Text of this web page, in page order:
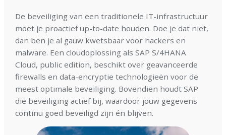
De beveiliging van een traditionele IT-infrastructuur
moet je proactief up-to-date houden. Doe je dat niet,
dan ben je al gauw kwetsbaar voor hackers en
malware. Een cloudoplossing als SAP S/4HANA
Cloud, public edition, beschikt over geavanceerde
firewalls en data-encryptie technologieën voor de
meest optimale beveiliging. Bovendien houdt SAP
die beveiliging actief bij, waardoor jouw gegevens
continu goed beveiligd zijn én blijven.